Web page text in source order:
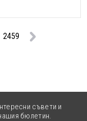
2459
съвети и
бюлетин.